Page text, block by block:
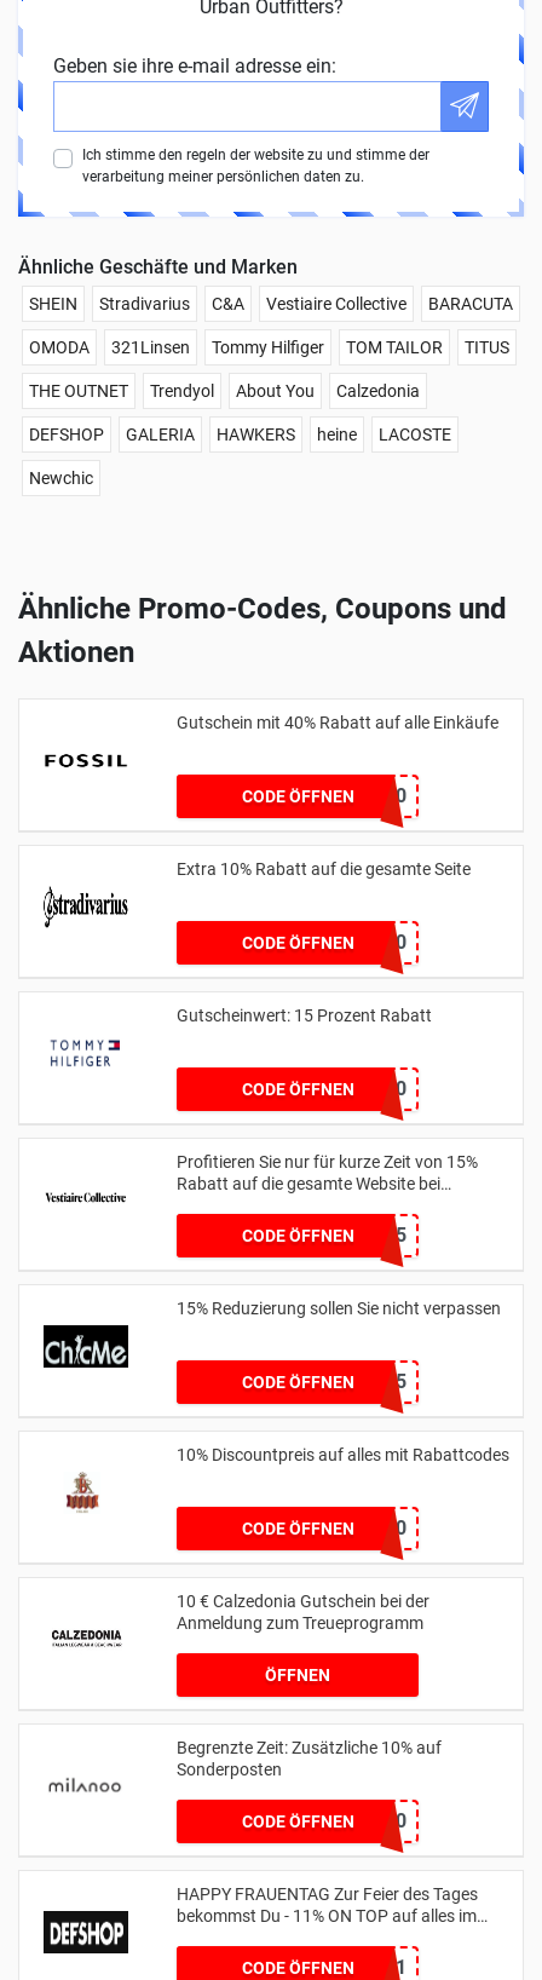
Urban Outfitters?
Geben sie ihre e-mail adresse ein:
Ich stimme den regeln der website zu und stimme der
verarbeitung meiner persönlichen daten zu.
Ähnliche Geschäfte und Marken
SHEIN Stradivarius C&A Vestiaire Collective BARACUTA
OMODA 321Linsen Tommy Hilfiger TOM TAILOR TITUS
THE OUTNET Trendyol About You Calzedonia
DEFSHOP GALERIA HAWKERS heine LACOSTE
Newchic
Ähnliche Promo-Codes, Coupons und
Aktionen
Gutschein mit 40% Rabatt auf alle Einkäufe
CODE ÖFFNENFOSSIL40
Extra 10% Rabatt auf die gesamte Seite
CODE ÖFFNENSPRING10
Gutscheinwert: 15 Prozent Rabatt
CODE ÖFFNEN CM10
Profitieren Sie nur für kurze Zeit von 15%
Rabatt auf die gesamte Website bei
CODE ÖFFNENBAGS15
15% Reduzierung sollen Sie nicht verpassen
CODE ÖFFNENSJQ15
10% Discountpreis auf alles mit Rabattcodes
CODE ÖFFNEN
WELCOME10
10 € Calzedonia Gutschein bei der
Anmeldung zum Treueprogramm
ÖFFNEN
Begrenzte Zeit: Zusätzliche 10% auf
Sonderposten
CODE ÖFFNENMLSV10
HAPPY FRAUENTAG Zur Feier des Tages
bekommst Du - 11% ON TOP auf alles im
CODE ÖFFNEN
WOMENSDAY11